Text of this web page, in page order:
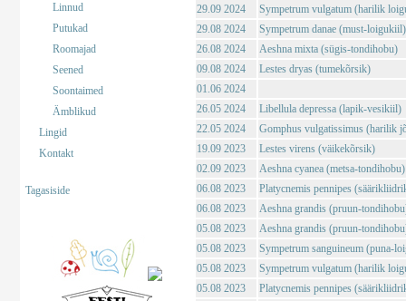
Linnud
Putukad
Roomajad
Seened
Soontaimed
Ämblikud
Lingid
Kontakt
Tagasiside
29.09 2024
Sympetrum vulgatum (harilik
29.08 2024
Sympetrum danae (must-loigukiil)
26.08 2024
Aeshna mixta (sügis-tondihobu)
09.08 2024
Lestes dryas (tumekõrsik)
01.06 2024
26.05 2024
Libellula depressa (lapik-vesikiil)
22.05 2024
Gomphus vulgatissimus (harilik
19.09 2023
Lestes virens (väikekõrsik)
02.09 2023
Aeshna cyanea (metsa-tondihobu)
06.08 2023
Platycnemis pennipes
06.08 2023
Aeshna grandis (pruun-
05.08 2023
Aeshna grandis (pruun-
05.08 2023
Sympetrum sanguineum (puna-
05.08 2023
Sympetrum vulgatum (harilik
05.08 2023
Platycnemis pennipes